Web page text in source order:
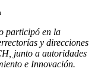
participó en la
y direcciones
junto a autoridades
e Innovación.